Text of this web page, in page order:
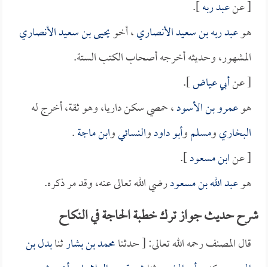
[ عنعبد ربه].
هوعبد ربه بن سعيد الأنصاري، أخويحيى بن سعيد الأنصاري
المشهور، وحديثه أخرجه أصحاب الكتب الستة.
[ عنأبي عياض].
هوعمرو بن الأسود، حمصي سكن داريا، وهو ثقة، أخرج له
البخاريومسلموأبو داودوالنسائيوابن ماجة.
[ عنابن مسعود].
هوعبد الله بن مسعودرضي الله تعالى عنه، وقد مر ذكره.
شرح حديث جواز ترك خطبة الحاجة في النكاح
قال المصنف رحمه الله تعالى: [ حدثنامحمد بن بشارثنابدل بن